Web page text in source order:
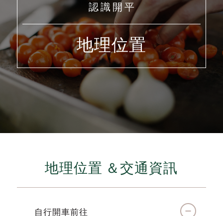
認 識 開 平
地理位置
地理位置 ＆交通資訊
自行開車前往